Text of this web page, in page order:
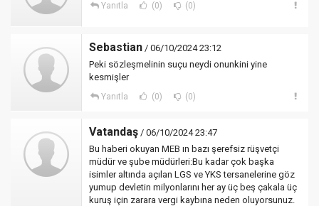
Yanıtla (0) (0)
Sebastian / 06/10/2024 23:12
Peki sözleşmelinin suçu neydi onunkini yine
kesmişler
Yanıtla (0) (0)
Vatandaş / 06/10/2024 23:47
Bu haberi okuyan MEB ın bazı şerefsiz rüşvetçi
müdür ve şube müdürleri:Bu kadar çok başka
isimler altında açılan LGS ve YKS tersanelerine göz
yumup devletin milyonlarını her ay üç beş çakala üç
kuruş için zarara vergi kaybına neden oluyorsunuz.